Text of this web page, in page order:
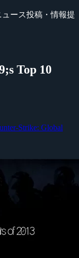
ュース投稿・情報提
Top 10
Strike: Global